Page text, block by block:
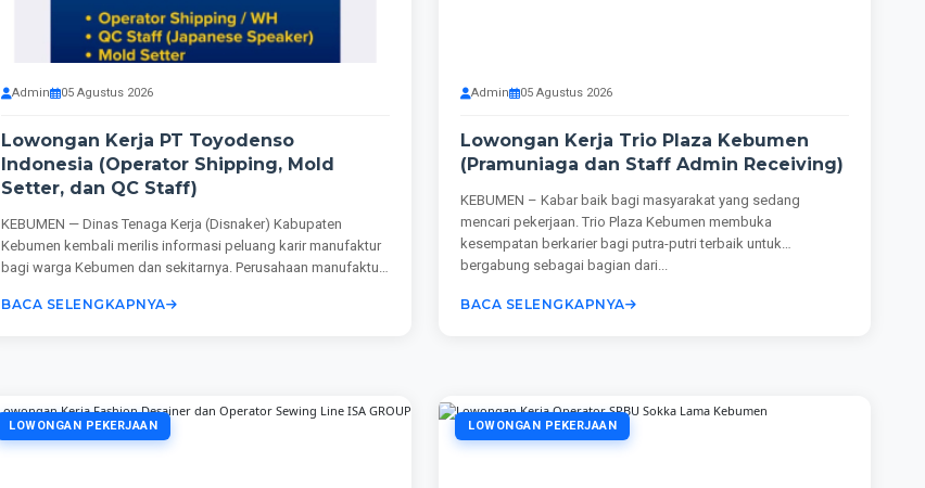
Admin 05 Agustus 2026
Lowongan Kerja PT Toyodenso
Indonesia (Operator Shipping, Mold
Setter, dan QC Staff)
KEBUMEN — Dinas Tenaga Kerja (Disnaker) Kabupaten
Kebumen kembali merilis informasi peluang karir manufaktur
bagi warga Kebumen dan sekitarnya. Perusahaan manufaktur
BACA SELENGKAPNYA
Admin 05 Agustus 2026
Lowongan Kerja Trio Plaza Kebumen
(Pramuniaga dan Staff Admin Receiving)
KEBUMEN – Kabar baik bagi masyarakat yang sedang
mencari pekerjaan. Trio Plaza Kebumen membuka
kesempatan berkarier bagi putra-putri terbaik untuk
bergabung sebagai bagian dari...
BACA SELENGKAPNYA
LOWONGAN PEKERJAAN LOWONGAN PEKERJAAN